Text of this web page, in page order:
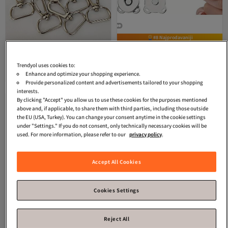
komada
4.6 (27 )
Najniža cena u 30 dana
Besplatna dostava
Najniža cena u 30 dana
-45% 332 RSD599
#8 Najprodavaniji
Besplatna dostava
32 RSD popusta za 3+ artikla
43 RSD popusta za 4+ artikla
880RSD
Trendyol uses cookies to:
Enhance and optimize your shopping experience.
Provide personalized content and advertisements tailored to your shopping
interests.
By clicking "Accept" you allow us to use these cookies for the purposes mentioned
above and, if applicable, to share them with third parties, including those outside
the EU (USA, Turkey). You can change your consent anytime in the cookie settings
under "Settings." If you do not consent, only technically necessary cookies will be
used. For more information, please refer to our privacy policy.
Accept All Cookies
Cookies Settings
Reject All